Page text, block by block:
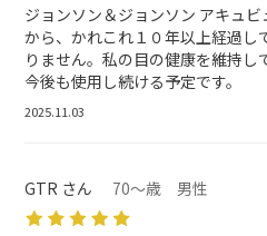
ジョンソン＆ジョンソン アキュ
から、かれこれ１０年以上経過し
りません。私の目の健康を維持し
今後も使用し続ける予定です。
2025.11.03
GTR さん 70～歳 男性